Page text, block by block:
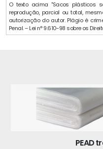
O texto acima "Sacos plásticos
reprodução, parcial ou total,
autorização do autor. Plágio é
Penal. – Lei n° 9.610-98 sobre os
PEAD